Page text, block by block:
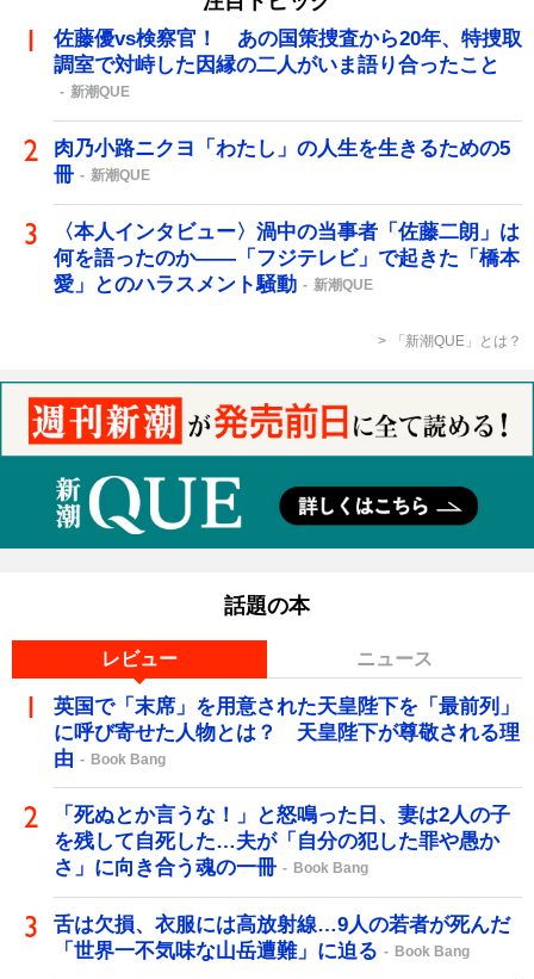
佐藤優vs検察官！ あの国策捜査から20年、特捜取
調室で対峙した因縁の二人がいま語り合ったこと
新潮QUE
肉乃小路ニクヨ「わたし」の人生を生きるための5
冊
新潮QUE
〈本人インタビュー〉渦中の当事者「佐藤二朗」は
何を語ったのか――「フジテレビ」で起きた「橋本
愛」とのハラスメント騒動
新潮QUE
「新潮QUE」とは？
話題の本
レビュー ニュース
英国で「末席」を用意された天皇陛下を「最前列」
に呼び寄せた人物とは？ 天皇陛下が尊敬される理
由
Book Bang
「死ぬとか言うな！」と怒鳴った日、妻は2人の子
を残して自死した…夫が「自分の犯した罪や愚か
さ」に向き合う魂の一冊
Book Bang
舌は欠損、衣服には高放射線…9人の若者が死んだ
「世界一不気味な山岳遭難」に迫る
Book Bang